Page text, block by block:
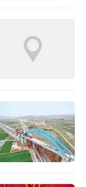
斗者的自我
好者提供了